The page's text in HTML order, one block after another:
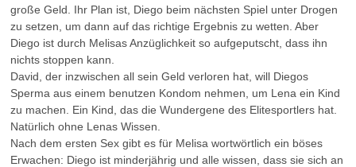
große Geld. Ihr Plan ist, Diego beim nächsten Spiel unter Drogen
zu setzen, um dann auf das richtige Ergebnis zu wetten. Aber
Diego ist durch Melisas Anzüglichkeit so aufgeputscht, dass ihn
nichts stoppen kann.
David, der inzwischen all sein Geld verloren hat, will Diegos
Sperma aus einem benutzen Kondom nehmen, um Lena ein Kind
zu machen. Ein Kind, das die Wundergene des Elitesportlers hat.
Natürlich ohne Lenas Wissen.
Nach dem ersten Sex gibt es für Melisa wortwörtlich ein böses
Erwachen: Diego ist minderjährig und alle wissen, dass sie sich an